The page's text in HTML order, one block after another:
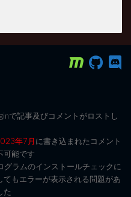
で記事及びコメントがロストし
年7月に書き込まれたコメント
可能です
ラムのインストールチェックに
もエラーが表示される問題があ
た